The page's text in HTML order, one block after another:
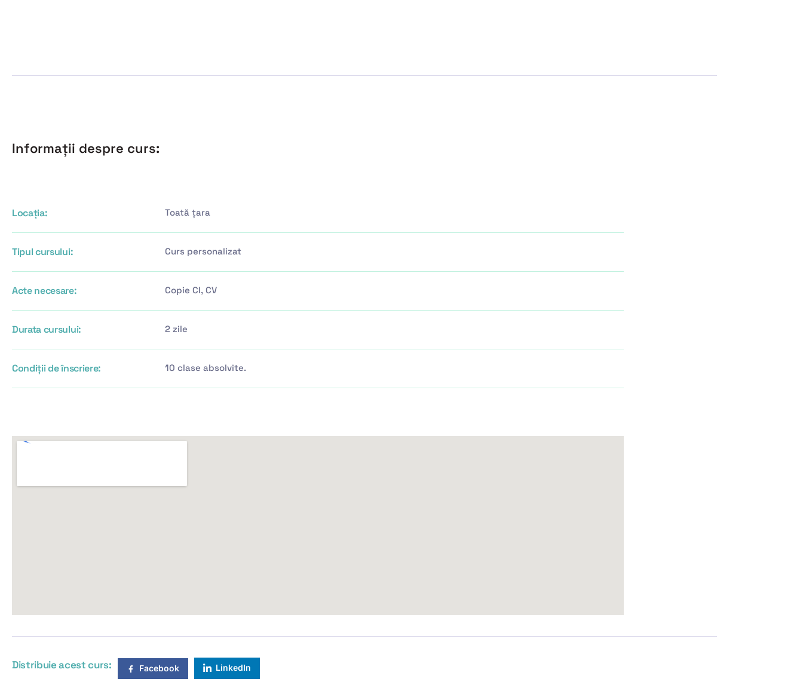
Informații despre curs:
Locația: Toată țara
Tipul cursului: Curs personalizat
Acte necesare: Copie CI, CV
Durata cursului: 2 zile
Condiții de înscriere: 10 clase absolvite.
Distribuie acest curs: Facebook LinkedIn